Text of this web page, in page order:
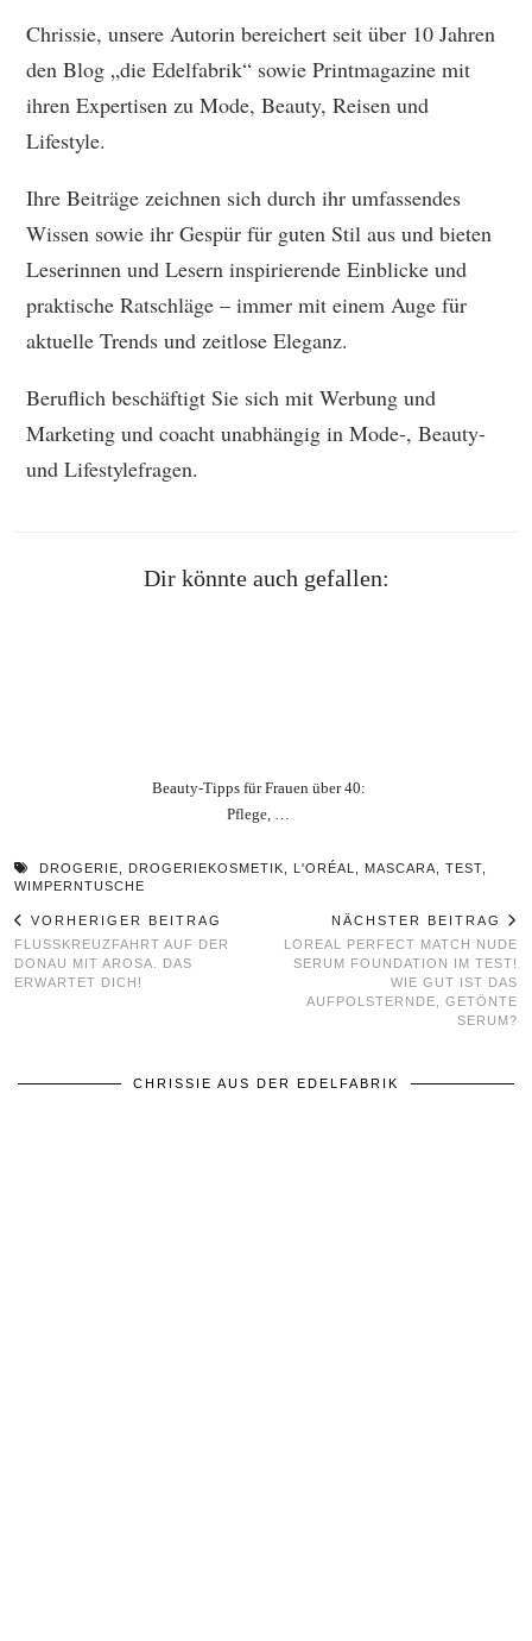
Chrissie, unsere Autorin bereichert seit über 10 Jahren
den Blog „die Edelfabrik“ sowie Printmagazine mit
ihren Expertisen zu Mode, Beauty, Reisen und
Lifestyle.
Ihre Beiträge zeichnen sich durch ihr umfassendes
Wissen sowie ihr Gespür für guten Stil aus und bieten
Leserinnen und Lesern inspirierende Einblicke und
praktische Ratschläge – immer mit einem Auge für
aktuelle Trends und zeitlose Eleganz.
Beruflich beschäftigt Sie sich mit Werbung und
Marketing und coacht unabhängig in Mode-, Beauty-
und Lifestylefragen.
Dir könnte auch gefallen:
Beauty‑Tipps für Frauen über 40:
Pflege, …
DROGERIE DROGERIEKOSMETIK L'ORÉAL MASCARA TEST
WIMPERNTUSCHE
VORHERIGER BEITRAG
FLUSSKREUZFAHRT AUF DER
DONAU MIT AROSA. DAS
ERWARTET DICH!
NÄCHSTER BEITRAG
LOREAL PERFECT MATCH NUDE
SERUM FOUNDATION IM TEST!
WIE GUT IST DAS
AUFPOLSTERNDE, GETÖNTE
SERUM?
CHRISSIE AUS DER EDELFABRIK